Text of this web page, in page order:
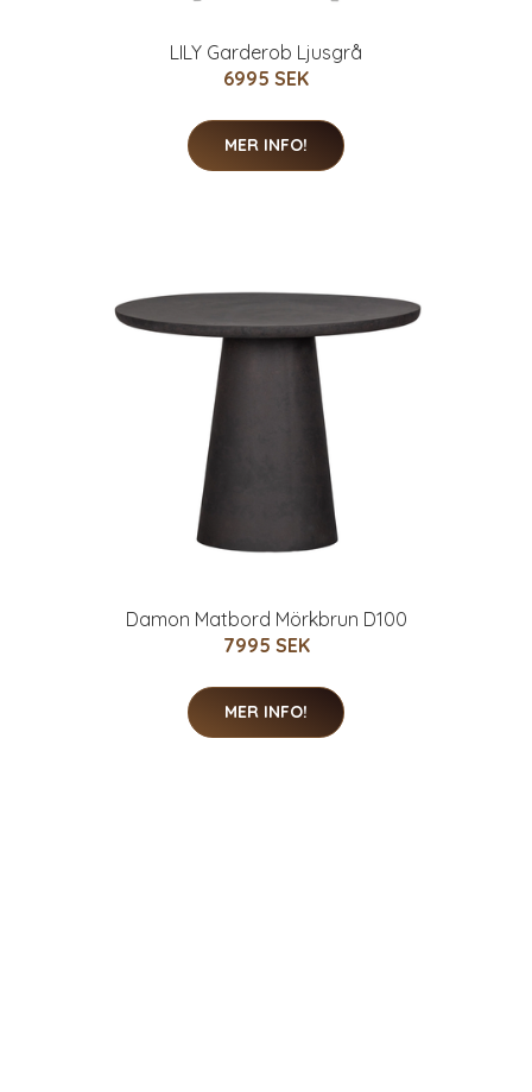
LILY Garderob Ljusgrå
6995 SEK
MER INFO!
Damon Matbord Mörkbrun D100
7995 SEK
MER INFO!